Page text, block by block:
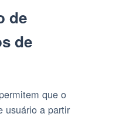
de
de
que o
usuário a partir